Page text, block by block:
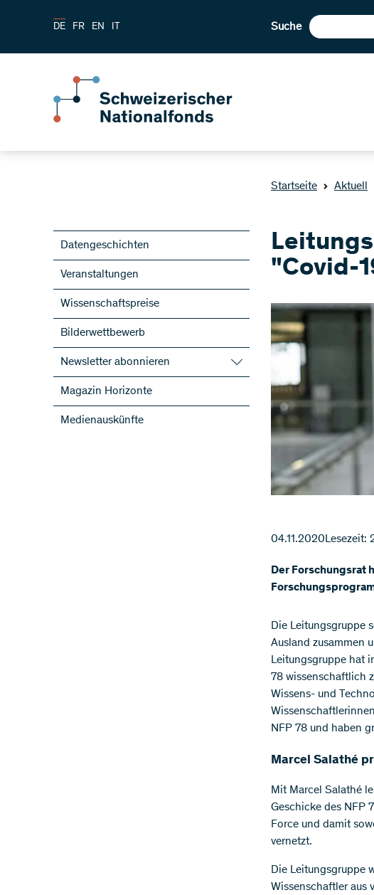
DE FR EN IT Suche
Startseite Aktuell
Datengeschichten
Veranstaltungen
Wissenschaftspreise
Bilderwettbewerb
Newsletter abonnieren
SNF-Newsletter abonnieren
Newsletter der NFP abonnieren
ScienceGeist
Magazin Horizonte
Medienauskünfte
"Covid-
04.11.2020Lesezeit:
Der Forschungsrat
Die Leitungsgruppe
Ausland zusammen
Leitungsgruppe hat
78 wissenschaftlich
Wissens- und
NFP 78 und haben
Marcel Salathé
Mit Marcel Salathé
Geschicke des NFP
Force und damit
vernetzt.
Die Leitungsgruppe
Wissenschaftler aus